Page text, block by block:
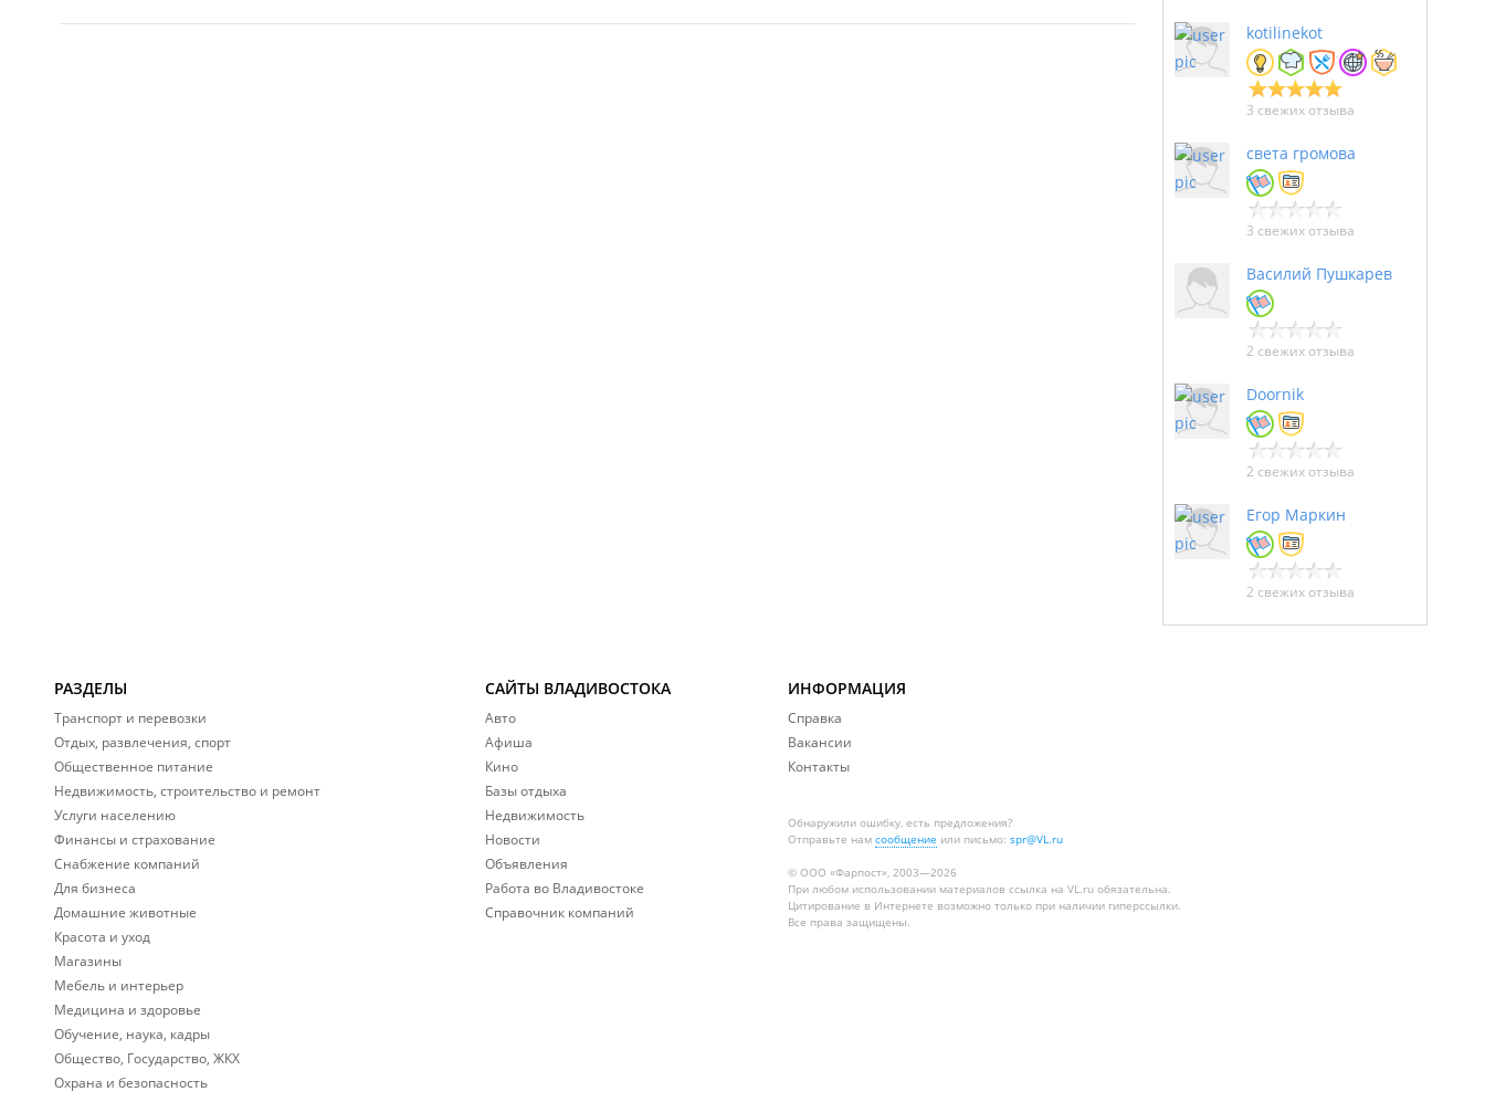
kotilinekot
3 свежих отзыва
света громова
3 свежих отзыва
Василий Пушкарев
2 свежих отзыва
Doornik
2 свежих отзыва
Егор Маркин
2 свежих отзыва
РАЗДЕЛЫ
Транспорт и перевозки
Отдых, развлечения, спорт
Общественное питание
Недвижимость, строительство и ремонт
Услуги населению
Финансы и страхование
Снабжение компаний
Для бизнеса
Домашние животные
Красота и уход
Магазины
Мебель и интерьер
Медицина и здоровье
Обучение, наука, кадры
Общество, Государство, ЖКХ
Охрана и безопасность
САЙТЫ ВЛАДИВОСТОКА
Авто
Афиша
Кино
Базы отдыха
Недвижимость
Новости
Объявления
Работа во Владивостоке
Справочник компаний
ИНФОРМАЦИЯ
Справка
Вакансии
Контакты
Обнаружили ошибку, есть предложения?
Отправьте нам сообщение или письмо: spr@VL.ru
© ООО «Фарпост», 2003—2026
При любом использовании материалов ссылка на VL.ru обязательна.
Цитирование в Интернете возможно только при наличии гиперссылки.
Все права защищены.